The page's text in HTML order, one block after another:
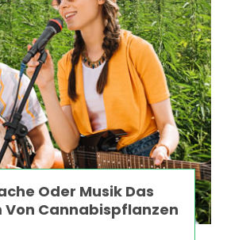
Oder Musik Das
Von Cannabispflanzen